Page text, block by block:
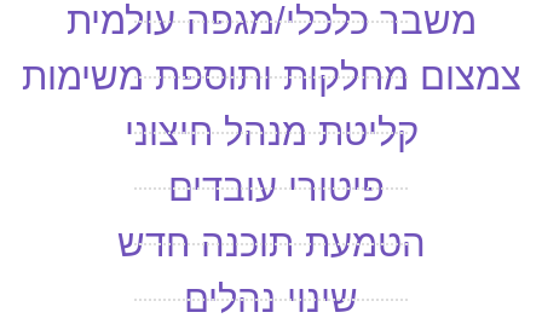
משבר כלכלי/מגפה עולמית
צמצום מחלקות ותוספת משימות​
קליטת מנהל חיצוני​
פיטורי עובדים ​
הטמעת תוכנה חדש​
שינוי נהלים​